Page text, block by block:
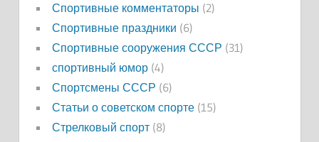
Спортивные комментаторы (2)
Спортивные праздники (6)
Спортивные сооружения СССР (31)
спортивный юмор(4)
Спортсмены СССР (6)
Статьи о советском спорте(15)
Стрелковый спорт(8)